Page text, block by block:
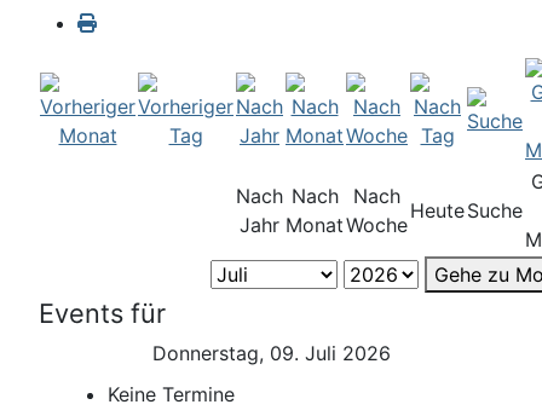
Nach
Jahr
Nach
Monat
Nach
Woche
HeuteSuche
Gehe zu
Events für
Donnerstag, 09. Juli 2026
Keine Termine